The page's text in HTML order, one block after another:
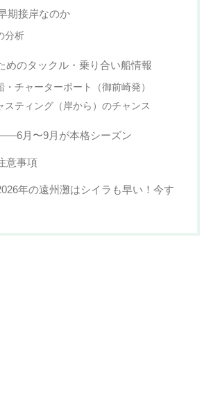
期接岸なのか
分析
めのタックル・乗り合い船情報
・チャーターボート（御前崎発）
スティング（岸から）のチャンス
月〜9月が本格シーズン
意事項
年の遠州灘はシイラも早い！今す